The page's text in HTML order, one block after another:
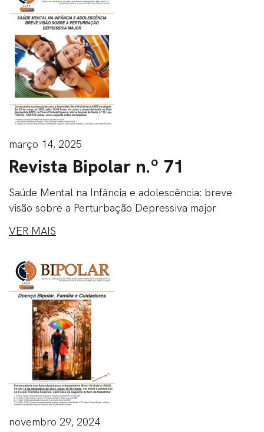
março 14, 2025
Revista Bipolar n.º 71
Saúde Mental na Infância e adolescência: breve
visão sobre a Perturbação Depressiva major
VER MAIS
novembro 29, 2024